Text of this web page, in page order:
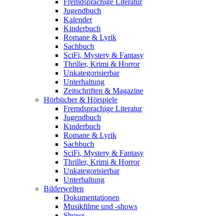
Fremdsprachige Literatur
Jugendbuch
Kalender
Kinderbuch
Romane & Lyrik
Sachbuch
SciFi, Mystery & Fantasy
Thriller, Krimi & Horror
Unkategorisierbar
Unterhaltung
Zeitschriften & Magazine
Hörbücher & Hörspiele
Fremdsprachige Literatur
Jugendbuch
Kinderbuch
Romane & Lyrik
Sachbuch
SciFi, Mystery & Fantasy
Thriller, Krimi & Horror
Unkategorisierbar
Unterhaltung
Bilderwelten
Dokumentationen
Musikfilme und -shows